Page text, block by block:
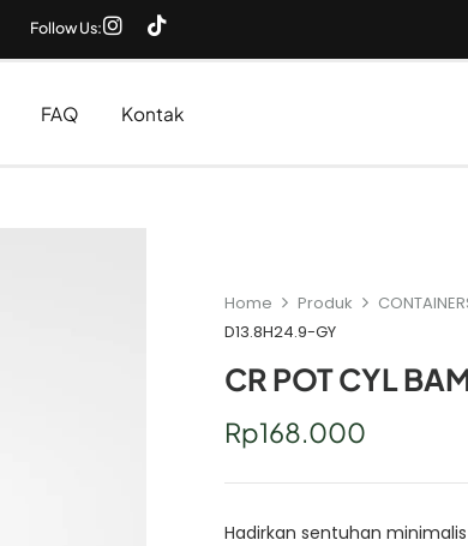
Follow Us:
FAQ Kontak
Home Produk
D13.8H24.9-GY
CR POT CYL
Rp168.000
Hadirkan sentuhan